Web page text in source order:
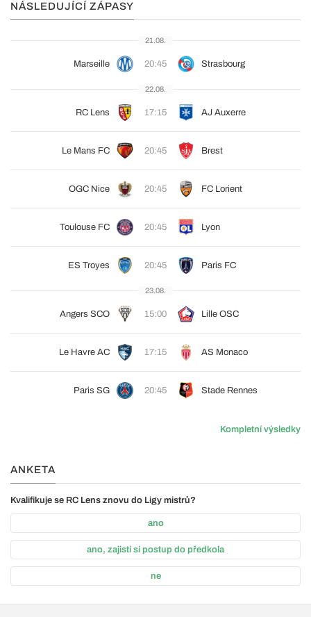
NÁSLEDUJÍCÍ ZÁPASY
21.08.
Marseille 20:45 Strasbourg
22.08.
RC Lens 17:15 AJ Auxerre
Le Mans FC 20:45 Brest
OGC Nice 20:45 FC Lorient
Toulouse FC 20:45 Lyon
ES Troyes 20:45 Paris FC
23.08.
Angers SCO 15:00 Lille OSC
Le Havre AC 17:15 AS Monaco
Paris SG 20:45 Stade Rennes
Kompletní výsledky
ANKETA
Kvalifikuje se RC Lens znovu do Ligy mistrů?
ano
ano, zajistí si postup do předkola
ne